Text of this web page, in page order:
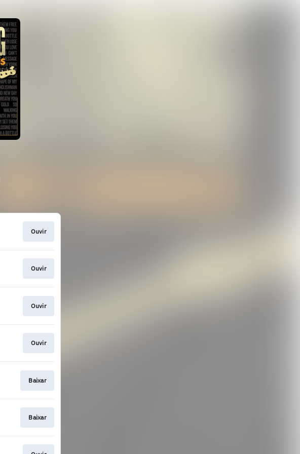
Ouvir
Ouvir
Ouvir
Ouvir
Baixar
Baixar